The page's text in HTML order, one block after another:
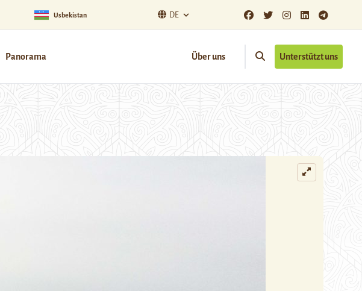
Usbekistan DE
Panorama Über uns Unterstützt uns